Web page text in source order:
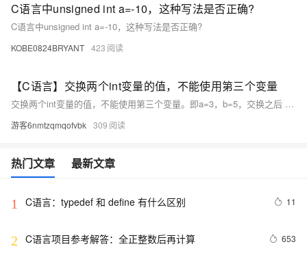
C语言中unsigned int a=-10，这种写法是否正确?
C语言中unsigned int a=-10，这种写法是否正确?
KOBE0824BRYANT 423
【C语言】交换两个int变量的值，不能使用第三个变量
交换两个int变量的值，不能使用第三个变量。即a=3，b=5，交换之后 a=5，b=3
游客6nmtzqmqofvbk 309
热门文章 最新文章
1 C语言：typedef 和 define 有什么区别 11
2 C语言项目参考解答：全正整数后再计算 653